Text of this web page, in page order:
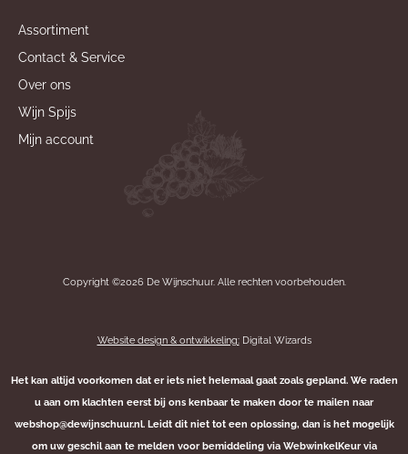
Assortiment
Contact & Service
Over ons
Wijn Spijs
Mijn account
Copyright ©2026 De Wijnschuur. Alle rechten voorbehouden.
Website design & ontwikkeling:Digital Wizards
Het kan altijd voorkomen dat er iets niet helemaal gaat zoals gepland. We raden
u aan om klachten eerst bij ons kenbaar te maken door te mailen naar
webshop@dewijnschuur.nl. Leidt dit niet tot een oplossing, dan is het mogelijk
om uw geschil aan te melden voor bemiddeling via WebwinkelKeur via